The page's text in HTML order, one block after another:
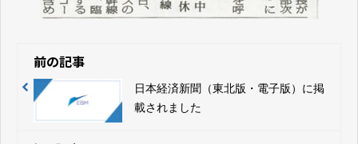
前の記事
日本経済新聞（東北版・電子版）に掲
載されました